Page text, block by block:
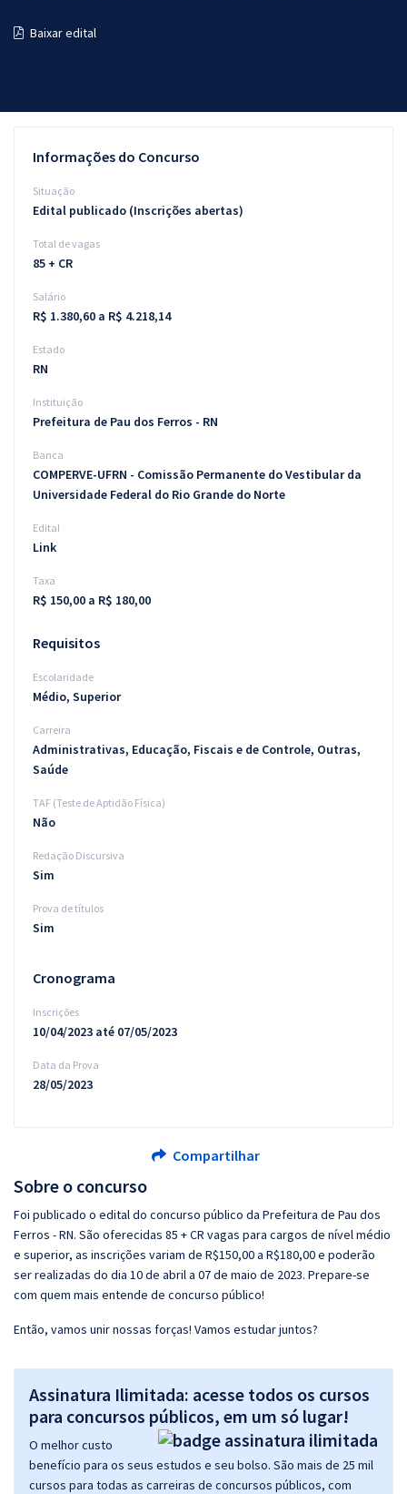
Questões grátis
Blog
Aprovados
Atendimento
Baixar edital
Sobre o concurso
Foi publicado o edital do concurso público da Prefeitura de Pau dos
Ferros - RN. São oferecidas 85 + CR vagas para cargos de nível médio
e superior, as inscrições variam de R$150,00 a R$180,00 e poderão
ser realizadas do dia 10 de abril a 07 de maio de 2023. Prepare-se
com quem mais entende de concurso público!
Então, vamos unir nossas forças! Vamos estudar juntos?
Assinatura Ilimitada: acesse todos os cursos
para concursos públicos, em um só lugar!
O melhor custo
benefício para os seus estudos e seu bolso. São mais de 25 mil
cursos para todas as carreiras de concursos públicos, com
Informações do Concurso
Situação
Edital publicado (Inscrições abertas)
Total de vagas
85 + CR
Salário
R$ 1.380,60 a R$ 4.218,14
Estado
RN
Instituição
Prefeitura de Pau dos Ferros - RN
Banca
COMPERVE-UFRN - Comissão Permanente do Vestibular da
Universidade Federal do Rio Grande do Norte
Edital
Link
Taxa
R$ 150,00 a R$ 180,00
Requisitos
Escolaridade
Médio, Superior
Carreira
Administrativas, Educação, Fiscais e de Controle, Outras,
Saúde
TAF (Teste de Aptidão Física)
Não
Redação Discursiva
Sim
Prova de títulos
Sim
Cronograma
Inscrições
10/04/2023 até 07/05/2023
Data da Prova
28/05/2023
Compartilhar